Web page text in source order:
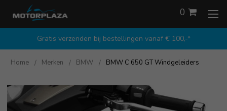
Gratis verzenden bij bestellingen vanaf € 100,-*
0
Home Merken BMW BMW C 650 GT Windgeleiders